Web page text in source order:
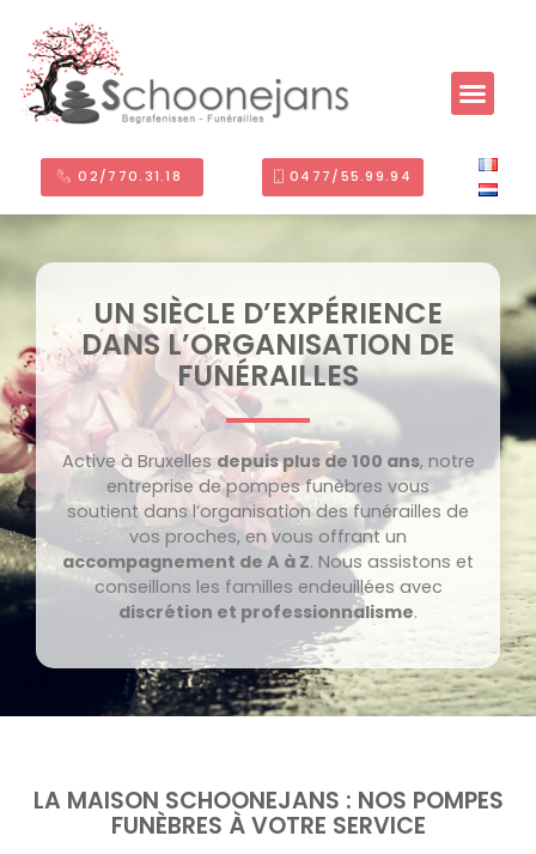
02/770.31.18 ​ 0477/55.99.94
UN SIÈCLE D’EXPÉRIENCE
DANS L’ORGANISATION DE
FUNÉRAILLES
Active à Bruxelles depuis plus de 100 ans, notre
entreprise de pompes funèbres vous
soutient dans l’organisation des funérailles de
vos proches, en vous offrant un
accompagnement de A à Z. Nous assistons et
conseillons les familles endeuillées avec
discrétion et professionnalisme.
LA MAISON SCHOONEJANS : NOS POMPES
FUNÈBRES À VOTRE SERVICE